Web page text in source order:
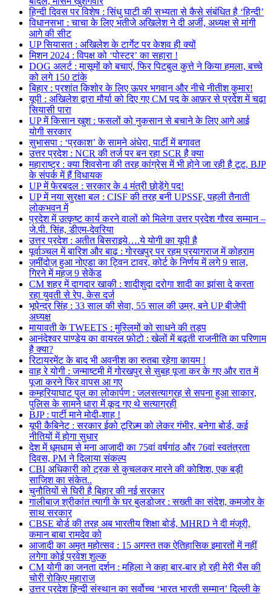
हिन्दी दिवस पर विशेष : सिंधु घाटी की सभ्यता से कैसे संबंधित है ‘हिन्दी’
विधानसभा : चाचा के लिए भतीजे अखिलेश ने दी अर्जी, अध्यक्ष से मांगी
आगे की सीट
UP सियासत : अखिलेश के टार्गेट पर केशव ही क्यों
मिशन 2024 : विपक्ष को ‘पोस्टर’ का सहारा !
DOG अलर्ट : मासूमों को बचाएं, फिर पिटबुल कुत्ते ने किया हमला, बच्चे
को लगे 150 टांके
बिहार : प्रशांत किशोर के लिए ऊपर भगवान और नीचे नीतीश कुमार!
यूपी : अखिलेश द्वारा मौर्या को दिए गए CM पद के आफ़र से प्रदेश में चढ़ा
सियासी पारा
UP में किसान खुश : फसलों को नुकसान से बचाने के लिए आगे आई
योगी सरकार
सुभासपा : ‘प्रकाश’ के सामने अंधेरा, पार्टी में बगावत
उत्तर प्रदेश : NCR की तर्ज पर बन रहा SCR है क्या
महाराष्ट्र : क्या शिवसेना की तरह कांग्रेस में भी होने जा रही है टूट, BJP
के संपर्क में हैं विधायक
UP में फेरबदल : सरकार के 4 मंत्री छोड़ेंगे पद!
UP में नया सुरक्षा बल : CISF की तरह बनी UPSSF, पहली तैनाती
लोकभवन में
प्रदेश में उत्कृष्ट कार्य करने वालों को मिलेगा उत्तर प्रदेश गौरव सम्मान –
जे.पी. सिंह, डीएम-देवरिया
उत्तर प्रदेश : अतीत बिसराइये….ये योगी का यूपी है
पूर्वाञ्चल में बारिश और बाढ़ : गोरखपुर पर रहम प्रयागराज में कोहराम
ज़मींदोज़ हुआ नोएडा का ट्विन टावर, कोर्ट के निर्णय में लगे 9 साल,
गिरने में महज 9 सेकेंड
CM शहर में दागदार खाकी : शादीशुदा दरोगा शादी का झांसा दे करता
रहा युवती से रेप, केस दर्ज
भूपेन्द्र सिंह : 33 साल की सेवा, 55 साल की उम्र, बने UP बीजेपी
अध्यक्ष
मायावती के TWEETS : मुस्लिमों को साधने की तड़प
आनंदेश्वर पाण्डेय का वायरल फ़ोटो : खेलों में बढ़ती राजनीति का परिणाम
है क्या?
रिटायरमेंट के बाद भी अवनीश का रुतबा रहेगा कायम !
वाह रे योगी : जन्माष्टमी में गोरखपुर से सुबह पूजा कर के गए और रात में
पूजा करने फिर वापस आ गए
कम्हरियाघाट पुल का लोकार्पण : जलसत्याग्रह से सपना हुआ साकार,
पुलिस के सामने धारा में कूद गए थे सत्याग्रही
BJP : पार्टी माने मोदी-शाह !
यूपी कैबिनेट : सरकार ईको टूरिज़्म को लेकर गंभीर, बनेगा बोर्ड, कई
नीतियों में होगा सुधार
देश में धूमधाम से मना आजादी का 75वां वर्षगांठ और 76वां स्वतंत्रता
दिवस, PM ने दिलाया संकल्प
CBI अधिकारी को ट्रक से कुचलकर मारने की कोशिश, एक बड़ी
साजिश का संकेत..
चुनौतियों से घिरी है बिहार की नई सरकार
गालीबाज़ श्रीकांत त्यागी के घर बुलडोजर : सख्ती का संदेश, कमजोर के
साथ सरकार
CBSE बोर्ड की तरह अब भारतीय शिक्षा बोर्ड, MHRD ने दी मंजूरी,
कमान बाबा रामदेव को
आजादी का अमृत महोत्सव : 15 अगस्त तक ऐतिहासिक इमारतों में नहीं
लगेगा कोई प्रवेश शुल्क
CM योगी का जनता दर्शन : महिला ने कहा बार-बार हो रही मेरी भैंस की
चोरी रोकिए महाराज
उत्तर प्रदेश हिन्दी संस्थान का सर्वोच्च ‘भारत भारती सम्मान’ दिल्ली के